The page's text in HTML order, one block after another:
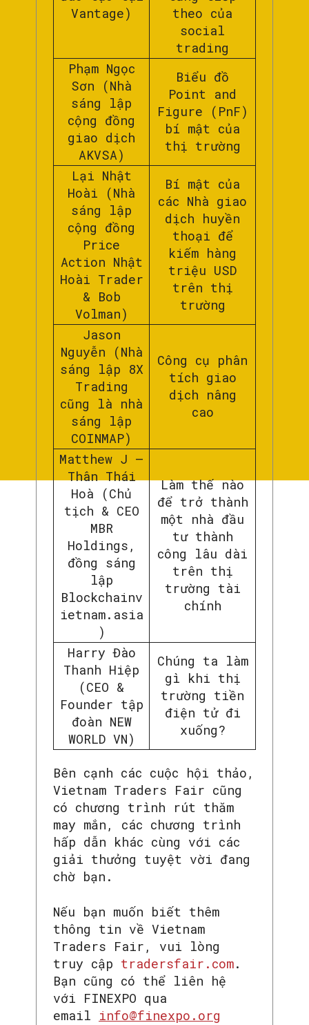
Vantage)
theo của
social
trading
Phạm Ngọc
Sơn (Nhà
sáng lập
cộng đồng
giao dịch
AKVSA)
Biểu đồ
Point and
Figure (PnF)
bí mật của
thị trường
Lại Nhật
Hoài (Nhà
sáng lập
cộng đồng
Price
Action Nhật
Hoài Trader
& Bob
Volman)
Bí mật của
các Nhà giao
dịch huyền
thoại để
kiếm hàng
triệu USD
trên thị
trường
Jason
Nguyễn (Nhà
sáng lập 8X
Trading
cũng là nhà
sáng lập
COINMAP)
Công cụ phân
tích giao
dịch nâng
cao
Matthew J –
Thân Thái
Hoà (Chủ
tịch & CEO
MBR
Holdings,
đồng sáng
lập
Blockchainv
ietnam.asia
)
Làm thế nào
để trở thành
một nhà đầu
tư thành
công lâu dài
trên thị
trường tài
chính
Harry Đào
Thanh Hiệp
(CEO &
Founder tập
đoàn NEW
WORLD VN)
Chúng ta làm
gì khi thị
trường tiền
điện tử đi
xuống?
Bên cạnh các cuộc hội thảo,
Vietnam Traders Fair cũng
có chương trình rút thăm
may mắn, các chương trình
hấp dẫn khác cùng với các
giải thưởng tuyệt vời đang
chờ bạn.
Nếu bạn muốn biết thêm
thông tin về Vietnam
Traders Fair, vui lòng
truy cập tradersfair.com.
Bạn cũng có thể liên hệ
với FINEXPO qua
email info@finexpo.org